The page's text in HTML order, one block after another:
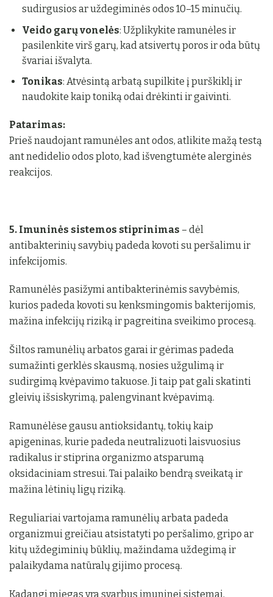
sudirgusios ar uždegiminės odos 10–15 minučių.
Veido garų vonelės: Užplikykite ramunėles ir
pasilenkite virš garų, kad atsivertų poros ir oda būtų
švariai išvalyta.
Tonikas: Atvėsintą arbatą supilkite į purškiklį ir
naudokite kaip toniką odai drėkinti ir gaivinti.
Patarimas:
Prieš naudojant ramunėles ant odos, atlikite mažą testą
ant nedidelio odos ploto, kad išvengtumėte alerginės
reakcijos.
5. Imuninės sistemos stiprinimas – dėl
antibakterinių savybių padeda kovoti su peršalimu ir
infekcijomis.
Ramunėlės pasižymi antibakterinėmis savybėmis,
kurios padeda kovoti su kenksmingomis bakterijomis,
mažina infekcijų riziką ir pagreitina sveikimo procesą.
Šiltos ramunėlių arbatos garai ir gėrimas padeda
sumažinti gerklės skausmą, nosies užgulimą ir
sudirgimą kvėpavimo takuose. Ji taip pat gali skatinti
gleivių išsiskyrimą, palengvinant kvėpavimą.
Ramunėlėse gausu antioksidantų, tokių kaip
apigeninas, kurie padeda neutralizuoti laisvuosius
radikalus ir stiprina organizmo atsparumą
oksidaciniam stresui. Tai palaiko bendrą sveikatą ir
mažina lėtinių ligų riziką.
Reguliariai vartojama ramunėlių arbata padeda
organizmui greičiau atsistatyti po peršalimo, gripo ar
kitų uždegiminių būklių, mažindama uždegimą ir
palaikydama natūralų gijimo procesą.
Kadangi miegas yra svarbus imuninei sistemai,